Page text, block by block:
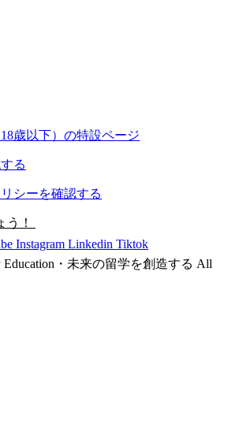
歳以下）の特設ページ
る
シーを確認する
う！
Instagram Linkedin Tiktok
Education・未来の留学を創造する All